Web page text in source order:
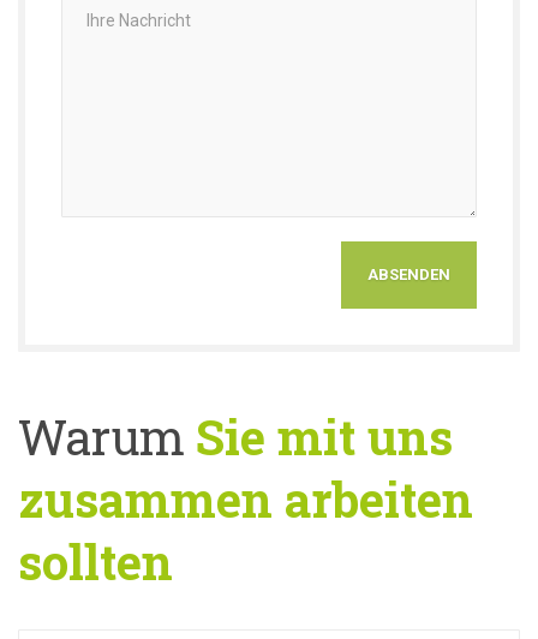
Warum Sie mit uns
zusammen arbeiten
sollten